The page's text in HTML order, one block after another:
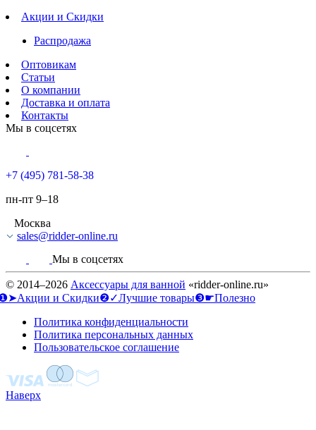
Акции и Скидки
Распродажа
Оптовикам
Статьи
О компании
Доставка и оплата
Контакты
Мы в соцсетях
+7 (495) 781-58-38
пн-пт 9–18
Москва
sales@ridder-online.ru
Мы в соцсетях
© 2014–2026 Аксессуары для ванной «ridder-online.ru»
и Скидки❷✓Лучшие товары❸☛Полезно
Политика конфиденциальности
Политика персональных данных
Пользовательское соглашение
Наверх